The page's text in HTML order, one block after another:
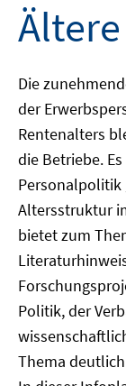
Die
der
Rentenalters
die Betriebe.
Personalpolitik
Altersstruktur
bietet zum
Politik, der
Thema